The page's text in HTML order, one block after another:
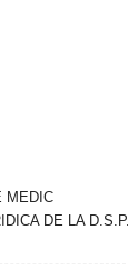
MEDIC
DE LA D.S.P.